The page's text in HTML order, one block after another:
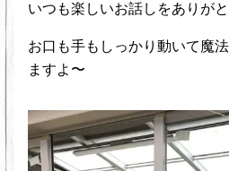
いつも楽しいお話しをありが
お口も手もしっかり動いて魔
ますよ〜